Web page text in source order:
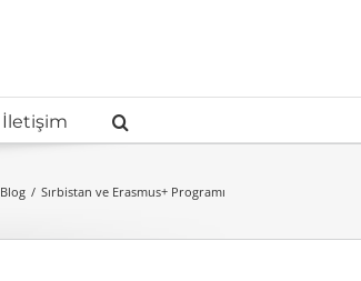
İletişim
Blog Sırbistan ve Erasmus+ Programı